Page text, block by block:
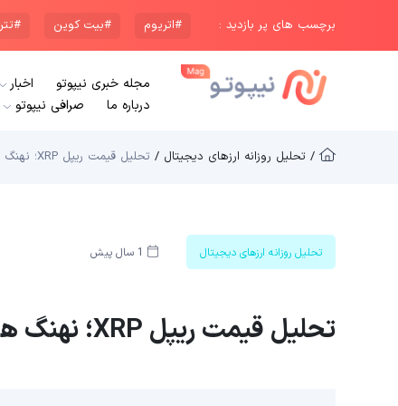
برچسب های پر بازدید : #اتریوم #بیت کوین #تتر
مجله خبری نیپوتو اخبار
درباره ما
صرافی نیپوتو
/ تحلیل روزانه ارزهای دیجیتال / تحلیل قیمت ریپل XRP؛ نهنگ ها در حال خرید (2 دی 1403)
تحلیل روزانه ارزهای دیجیتال 1 سال پیش
تحلیل قیمت ریپل XRP؛ نهنگ ها در حال خرید (2 دی 1403)